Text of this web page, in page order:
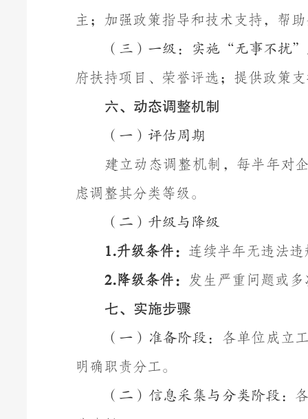
主 ；加强政策指导和技术支持，帮
（三）一级：实施 “无事不扰
府扶持项目、荣誉评选；提供政策
六、动态调整机制
（一）评估周期
建立动态调整机制，每半年对
虑调整其分类等级。
（二）升级与降级
1.升级条件： 连续半年无违法
2.降级条件：
发生严重问题或
七、 实施步骤
（一）准备阶段： 各单位成立
明确职责分工。
（二）信息采集与分类阶段：